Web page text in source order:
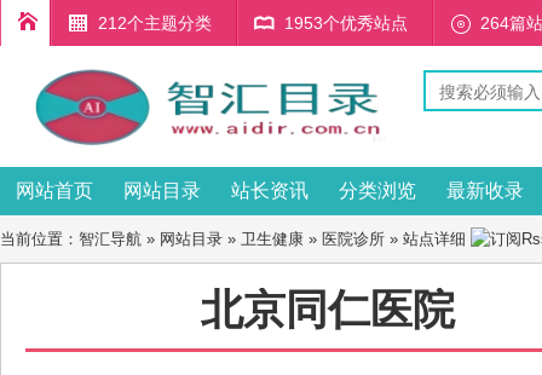
212个主题分类 1953个优秀站点 264篇
网站首页 网站目录 站长资讯 分类浏览 最新收录
当前位置： 智汇导航 » 网站目录 » 卫生健康 » 医院诊所 » 站点详细
北京同仁医院